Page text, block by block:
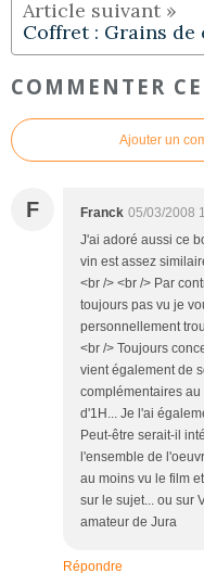
Coffret : Grains de
COMMENTER
Ajouter un
F Franck 05/03/2008
J'ai adoré aussi ce
vin est assez
<br /> <br /> Par
toujours pas vu je
personnellement
<br /> Toujours
vient également de
complémentaires au
d'1H... Je l'ai
Peut-être serait-il
l'ensemble de
au moins vu le film
sur le sujet... ou sur
amateur de Jura
Répondre